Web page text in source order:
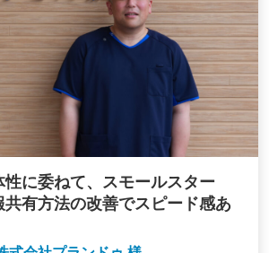
に委ねて、スモールスター
共有方法の改善でスピード感あ